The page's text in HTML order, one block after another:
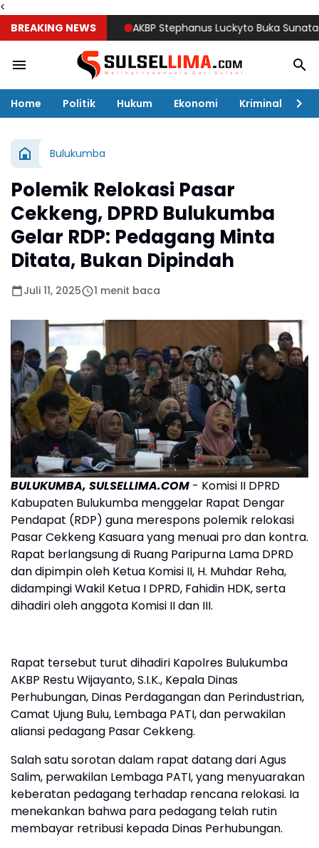
<
BREAKING NEWSAKBP Stephanus Luckyto Buka Sunatan
Home Politik Hukum Ekonomi Kriminal
Bulukumba
Polemik Relokasi Pasar
Cekkeng, DPRD Bulukumba
Gelar RDP: Pedagang Minta
Ditata, Bukan Dipindah
Juli 11, 2025 1 menit baca
BULUKUMBA, SULSELLIMA.COM - Komisi II DPRD
Kabupaten Bulukumba menggelar Rapat Dengar
Pendapat (RDP) guna merespons polemik relokasi
Pasar Cekkeng Kasuara yang menuai pro dan kontra.
Rapat berlangsung di Ruang Paripurna Lama DPRD
dan dipimpin oleh Ketua Komisi II, H. Muhdar Reha,
didampingi Wakil Ketua I DPRD, Fahidin HDK, serta
dihadiri oleh anggota Komisi II dan III.
Rapat tersebut turut dihadiri Kapolres Bulukumba
AKBP Restu Wijayanto, S.I.K., Kepala Dinas
Perhubungan, Dinas Perdagangan dan Perindustrian,
Camat Ujung Bulu, Lembaga PATI, dan perwakilan
aliansi pedagang Pasar Cekkeng.
Salah satu sorotan dalam rapat datang dari Agus
Salim, perwakilan Lembaga PATI, yang menyuarakan
keberatan pedagang terhadap rencana relokasi. Ia
menekankan bahwa para pedagang telah rutin
membayar retribusi kepada Dinas Perhubungan.